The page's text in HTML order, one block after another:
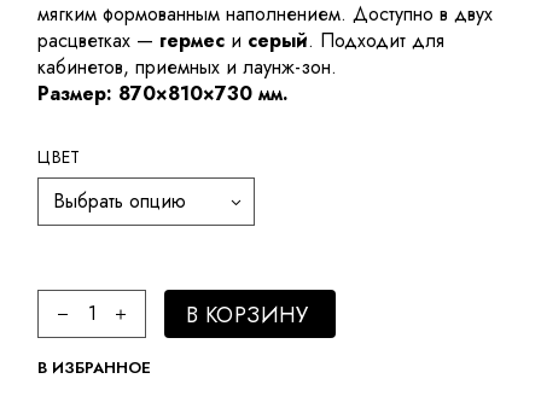
мягким формованным наполнением. Доступно в двух
расцветках — гермес и серый. Подходит для
кабинетов, приемных и лаунж-зон.
Размер: 870×810×730 мм.
ЦВЕТ
Выбрать опцию
Мягкая мебель Sitzone quantity
В КОРЗИНУ
В ИЗБРАННОЕ